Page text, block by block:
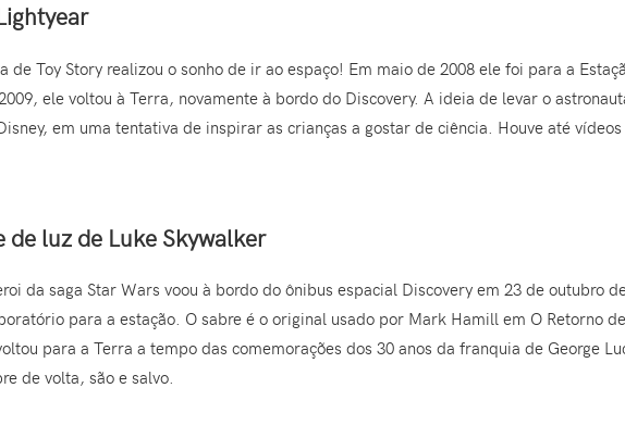
de Toy Story realizou o sonho de ir ao espaço! Em maio de 2008 ele foi para a
ele voltou à Terra, novamente à bordo do Discovery. A ideia de levar o
em uma tentativa de inspirar as crianças a gostar de ciência. Houve até vídeos
de luz de Luke Skywalker
da saga Star Wars voou à bordo do ônibus espacial Discovery em 23 de outubro
para a estação. O sabre é o original usado por Mark Hamill em O Retorno
para a Terra a tempo das comemorações dos 30 anos da franquia de George
de volta, são e salvo.